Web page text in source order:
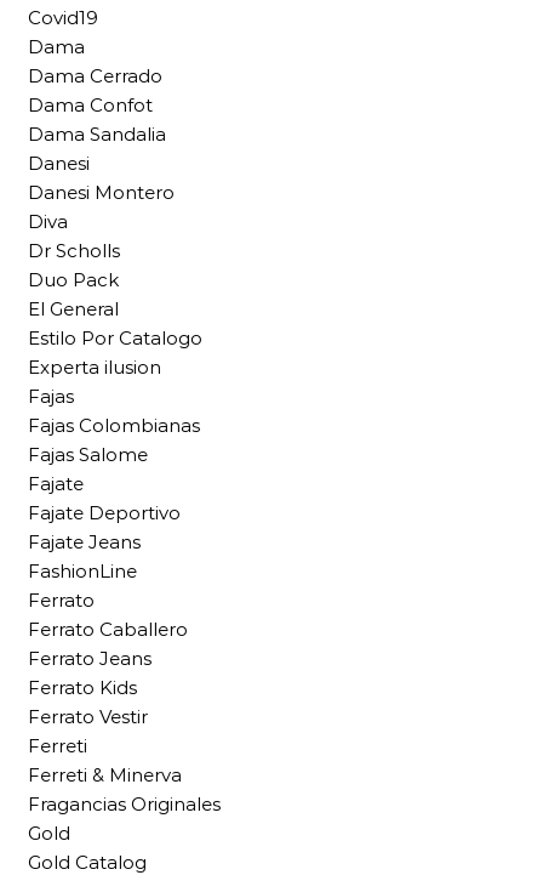
Covid19
Dama
Dama Cerrado
Dama Confot
Dama Sandalia
Danesi
Danesi Montero
Diva
Dr Scholls
Duo Pack
El General
Estilo Por Catalogo
Experta ilusion
Fajas
Fajas Colombianas
Fajas Salome
Fajate
Fajate Deportivo
Fajate Jeans
FashionLine
Ferrato
Ferrato Caballero
Ferrato Jeans
Ferrato Kids
Ferrato Vestir
Ferreti
Ferreti & Minerva
Fragancias Originales
Gold
Gold Catalog